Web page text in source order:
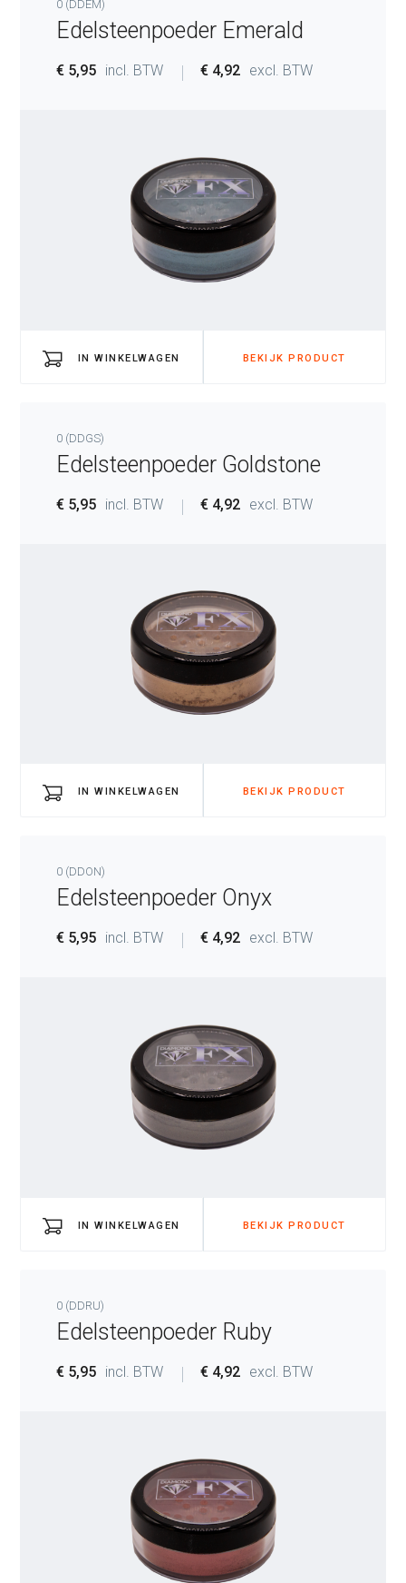
Bevestig wijzigingen
Nee, doe niets.
Ja,
aanpassingen
doorvoeren
Nee, doe niets.
Ja, verwijder
mijn account!
0 (DDEM)
Edelsteenpoeder Emerald
€ 5,95 incl. BTW € 4,92 excl. BTW
IN WINKELWAGEN BEKIJK PRODUCT
0 (DDGS)
Edelsteenpoeder Goldstone
€ 5,95 incl. BTW € 4,92 excl. BTW
IN WINKELWAGEN BEKIJK PRODUCT
0 (DDON)
Edelsteenpoeder Onyx
€ 5,95 incl. BTW € 4,92 excl. BTW
IN WINKELWAGEN BEKIJK PRODUCT
0 (DDRU)
Edelsteenpoeder Ruby
€ 5,95 incl. BTW € 4,92 excl. BTW